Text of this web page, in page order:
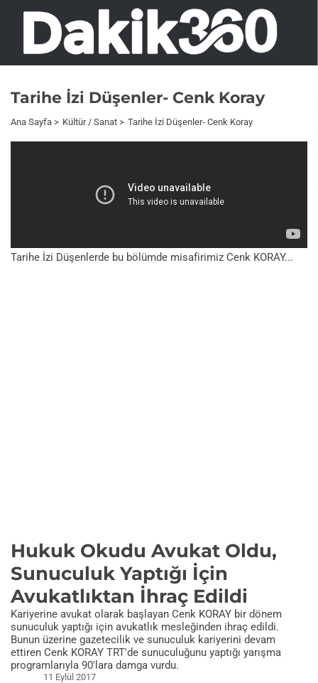
Tarihe İzi Düşenler- Cenk Koray
Ana Sayfa Kültür / Sanat Tarihe İzi Düşenler- Cenk Koray
Tarihe İzi Düşenlerde bu bölümde misafirimiz Cenk KORAY...
Hukuk Okudu Avukat Oldu,
Sunuculuk Yaptığı İçin
Avukatlıktan İhraç Edildi
Kariyerine avukat olarak başlayan Cenk KORAY bir dönem
sunuculuk yaptığı için avukatlık mesleğinden ihraç edildi.
Bunun üzerine gazetecilik ve sunuculuk kariyerini devam
ettiren Cenk KORAY TRT'de sunuculuğunu yaptığı yarışma
programlarıyla 90'lara damga vurdu.
11 Eylül 2017